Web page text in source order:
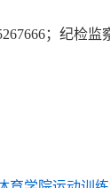
；纪检监